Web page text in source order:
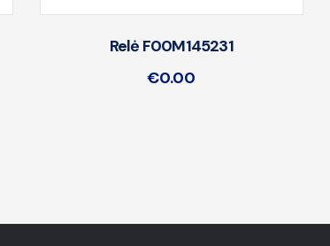
Relė F00M145231
€0.00